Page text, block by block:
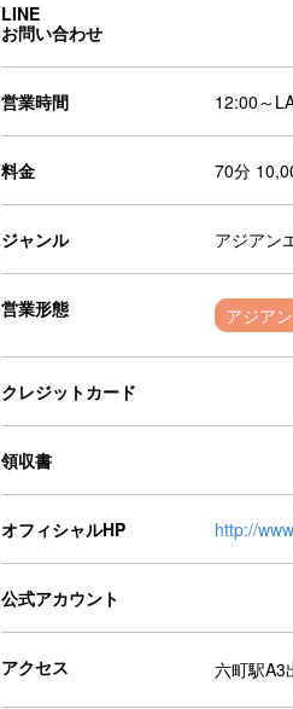
LINE
お問い合わせ
営業時間 12:00～
料金 70分
ジャンル アジアン
営業形態 アジアン
クレジットカード
領収書
オフィシャルHP http://
公式アカウント
アクセス 六町駅A3